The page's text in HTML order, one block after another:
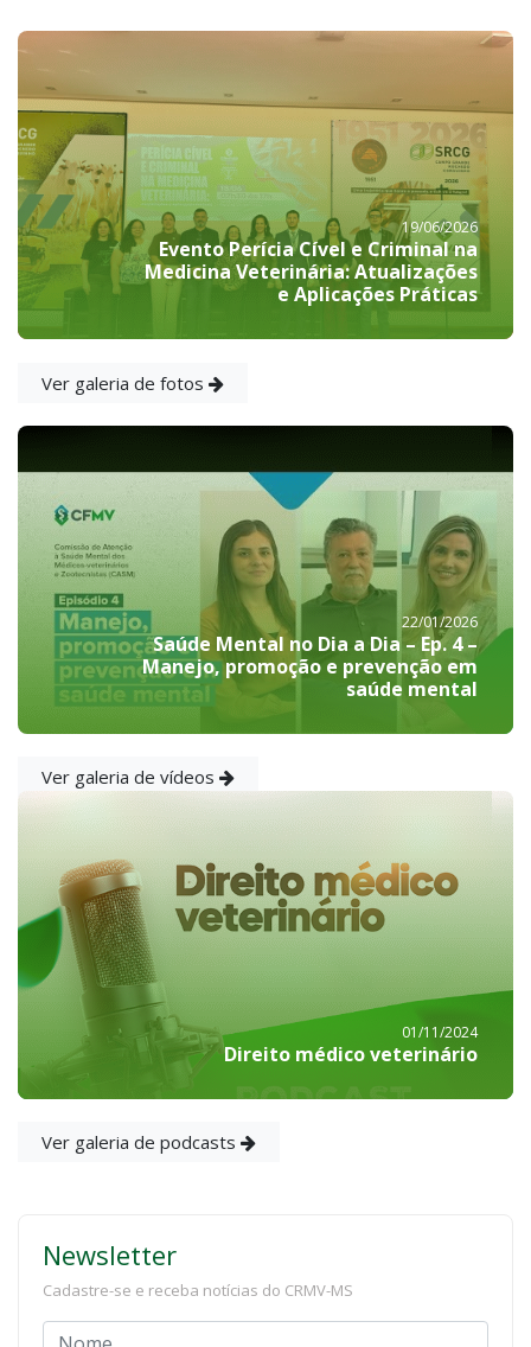
19/06/2026
Evento Perícia Cível e Criminal na
Medicina Veterinária: Atualizações
e Aplicações Práticas
Ver galeria de fotos
22/01/2026
Saúde Mental no Dia a Dia – Ep. 4 –
Manejo, promoção e prevenção em
saúde mental
Ver galeria de vídeos
01/11/2024
Direito médico veterinário
Ver galeria de podcasts
Newsletter
Cadastre-se e receba notícias do CRMV-MS